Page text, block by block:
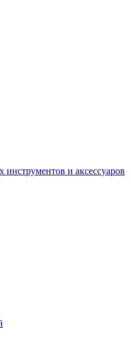
и аксессуаров